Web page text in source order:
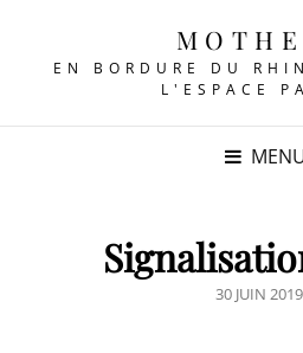
EN BORDURE DU
L'ESPACE
POSTED
30 JUIN 2019